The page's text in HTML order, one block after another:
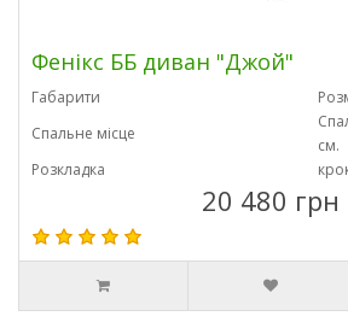
Фенікс ББ диван "Джой"
Габарити
Спальне місце
см.
Розкладка
20 480 грн